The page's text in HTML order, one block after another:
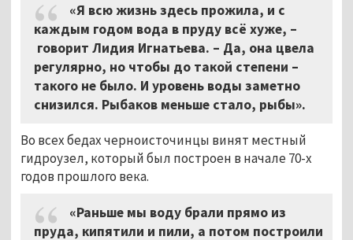
«Я всю жизнь здесь прожила, и с
каждым годом вода в пруду всё хуже, –
говорит Лидия Игнатьева. – Да, она цвела
регулярно, но чтобы до такой степени –
такого не было. И уровень воды заметно
снизился. Рыбаков меньше стало, рыбы».
Во всех бедах черноисточинцы винят местный
гидроузел, который был построен в начале 70-х
годов прошлого века.
«Раньше мы воду брали прямо из
пруда, кипятили и пили, а потом построили